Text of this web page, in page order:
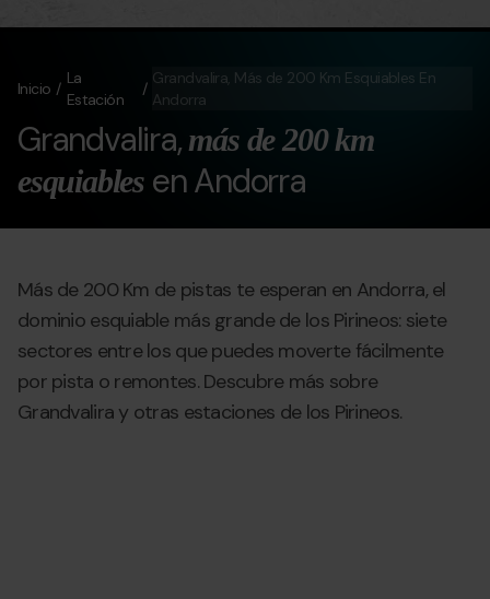
Inicio
La
Estación
Grandvalira, Más de 200 Km Esquiables En
Andorra
Grandvalira, más de 200 km
esquiables en Andorra
Más de 200 Km de pistas te esperan en Andorra, el
dominio esquiable más grande de los Pirineos: siete
sectores entre los que puedes moverte fácilmente
por pista o remontes. Descubre más sobre
Grandvalira y otras estaciones de los Pirineos.